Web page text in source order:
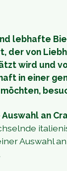
lebhafte
der von
wird und
in einer
Auswahl an
Auswahl